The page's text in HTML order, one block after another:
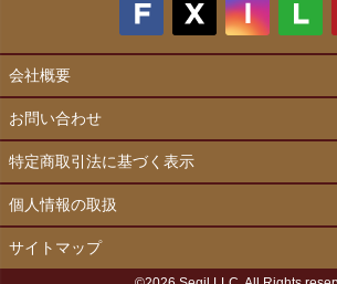
会社概要
お問い合わせ
特定商取引法に基づく表示
個人情報の取扱
サイトマップ